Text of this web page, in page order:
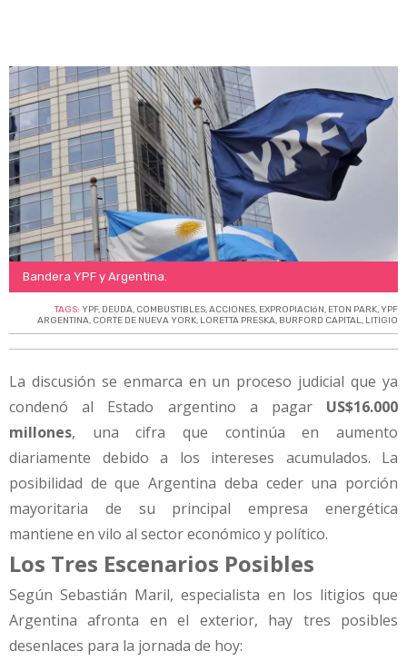
Bandera YPF y Argentina.
TAGS: YPF, DEUDA, COMBUSTIBLES,ACCIONES, EXPROPIACIóN, ETON PARK,YPF
ARGENTINA, CORTE DE NUEVA YORK, LORETTA PRESKA, BURFORD CAPITAL, LITIGIO
La discusión se enmarca en un proceso judicial que ya
condenó al Estado argentino a pagar US$16.000
millones, una cifra que continúa en aumento
diariamente debido a los intereses acumulados. La
posibilidad de que Argentina deba ceder una porción
mayoritaria de su principal empresa energética
mantiene en vilo al sector económico y político.
Los Tres Escenarios Posibles
Según Sebastián Maril, especialista en los litigios que
Argentina afronta en el exterior, hay tres posibles
desenlaces para la jornada de hoy: